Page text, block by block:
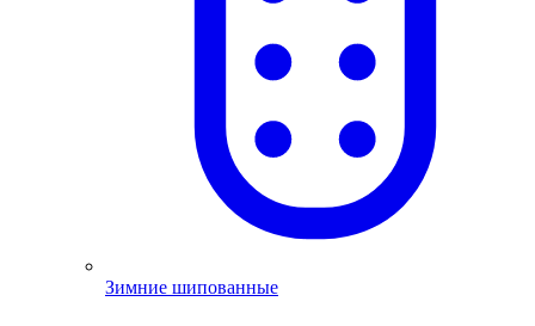
Зимние шипованные